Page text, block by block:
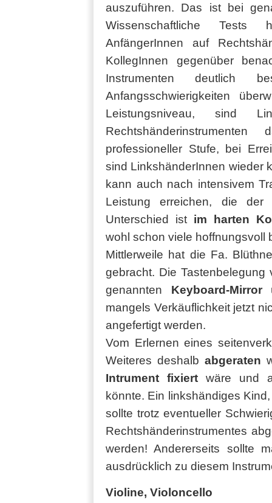
auszuführen. Das ist bei
Wissenschaftliche Tests
AnfängerInnen auf
KollegInnen gegenüber
Instrumenten deutlich
Anfangsschwierigkeiten
Leistungsniveau, sind
professioneller Stufe, bei
sind LinkshänderInnen wieder
kann auch nach intensivem
Leistung erreichen, die der
Unterschied ist im harten
wohl schon viele hoffnungsvoll
Mittlerweile hat die Fa.
gebracht. Die
genannten Keyboard-Mirror
mangels Verkäuflichkeit jetzt
angefertigt werden.
Vom Erlernen eines
Weiteres deshalb abgeraten
Intrument fixiert wäre und
könnte. Ein linkshändiges
sollte trotz eventueller
Rechtshänderinstrumentes
werden! Andererseits sollte
ausdrücklich zu diesem
Violine, Violoncello